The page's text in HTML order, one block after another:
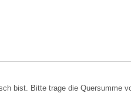
bist. Bitte trage die Quersumme